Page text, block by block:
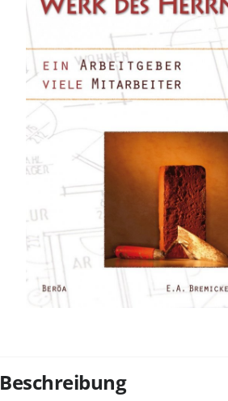
Beschreibung